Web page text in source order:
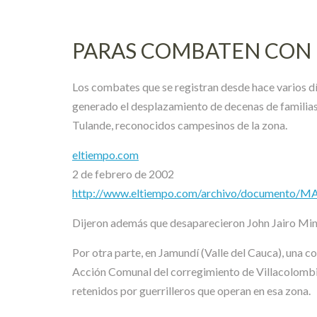
PARAS COMBATEN CON
Los combates que se registran desde hace varios
generado el desplazamiento de decenas de
Tulande, reconocidos campesinos de la zona.
eltiempo.com
2 de febrero de 2002
http://www.eltiempo.com/archivo/documento/
Dijeron además que desaparecieron John Jairo
Por otra parte, en Jamundí (Valle del Cauca), una
Acción Comunal del corregimiento de
retenidos por guerrilleros que operan en esa zona.